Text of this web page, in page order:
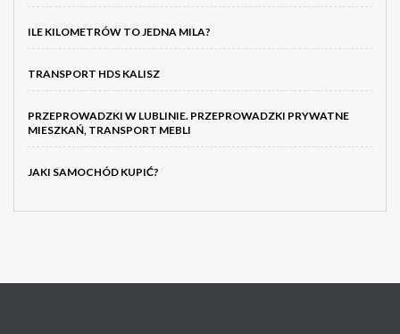
ILE KILOMETRÓW TO JEDNA MILA?
TRANSPORT HDS KALISZ
PRZEPROWADZKI W LUBLINIE. PRZEPROWADZKI PRYWATNE
MIESZKAŃ, TRANSPORT MEBLI
JAKI SAMOCHÓD KUPIĆ?